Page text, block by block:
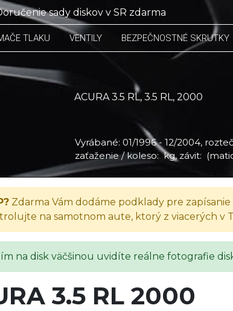
sady diskov v SR zdarma
TLAKU VENTILY BEZPEČNOSTNÉ SKRUTKY
ACURA 3.5 RL, 3.5 RL, 2000
Vyrábané: 01/1996 - 12/2004,
zaťaženie / koleso: kg, závit:
Zdarma Vám dodáme podklady pre
na samotnom aute, ktorý z viacerých v
na disk väčšinou uvidíte reálne fotografie
3.5 RL 2000